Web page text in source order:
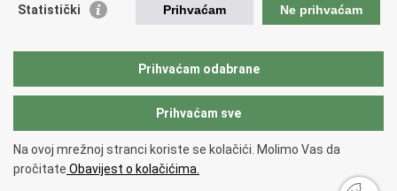
Hrvatska odvjetnička komora
Europski pravosudni portal
Copyright © 2026 Ministarstvo pravosuđa, uprave i digitalne
transformacije Republike Hrvatske.
pristupačnosti.
Statistički Prihvaćam Ne prihvaćam
Prihvaćam odabrane
Prihvaćam sve
Na ovoj mrežnoj stranci koriste se kolačići. Molimo Vas da
pročitate Obavijest o kolačićima.